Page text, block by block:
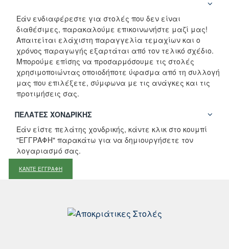
Εάν ενδιαφέρεστε για στολές που δεν είναι
διαθέσιμες, παρακαλούμε επικοινωνήστε μαζί μας!
Απαιτείται ελάχιστη παραγγελία τεμαχίων και ο
χρόνος παραγωγής εξαρτάται από τον τελικό σχέδιο.
Μπορούμε επίσης να προσαρμόσουμε τις στολές
χρησιμοποιώντας οποιοδήποτε ύφασμα από τη συλλογή
μας που επιλέξετε, σύμφωνα με τις ανάγκες και τις
προτιμήσεις σας.
ΠΕΛΆΤΕΣ ΧΟΝΔΡΙΚΉΣ
Εάν είστε πελάτης χονδρικής, κάντε κλικ στο κουμπί
"ΕΓΓΡΑΦΗ" παρακάτω για να δημιουργήσετε τον
λογαριασμό σας.
ΚΑΝΤΕ ΕΓΓΡΑΦΗ